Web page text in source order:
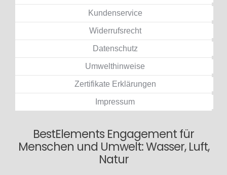
Kundenservice
Widerrufsrecht
Datenschutz
Umwelthinweise
Zertifikate Erklärungen
Impressum
BestElements Engagement für
Menschen und Umwelt: Wasser, Luft,
Natur